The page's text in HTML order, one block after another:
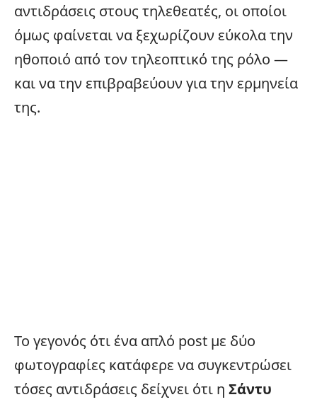
αντιδράσεις στους τηλεθεατές, οι οποίοι
όμως φαίνεται να ξεχωρίζουν εύκολα την
ηθοποιό από τον τηλεοπτικό της ρόλο —
και να την επιβραβεύουν για την ερμηνεία
της.
Το γεγονός ότι ένα απλό post με δύο
φωτογραφίες κατάφερε να συγκεντρώσει
τόσες αντιδράσεις δείχνει ότι η Σάντυ